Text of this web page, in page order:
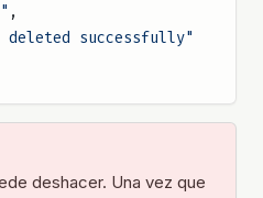
,
successfully"
deshacer. Una vez que